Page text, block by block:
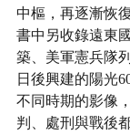
中樞，再逐漸恢
書中另收錄遠東
築、美軍憲兵隊
日後興建的陽光
不同時期的影像
判、處刑與戰後